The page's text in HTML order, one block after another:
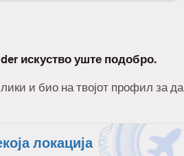
искуство уште подобро.
и био на твојот профил за да
локација